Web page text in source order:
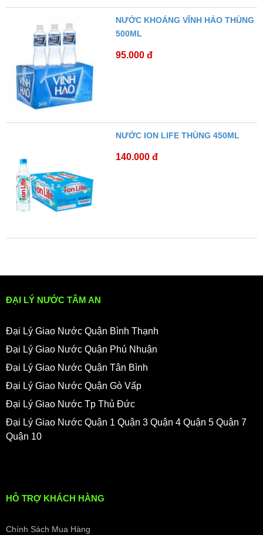
NƯỚC KHOÁNG VĨNH HẢO THÙNG
500ML
95.000 đ
NƯỚC ION LIFE THÙNG 450ML
140.000 đ
ĐẠI LÝ NƯỚC TÂM AN
Đại Lý Giao Nước Quận Bình Thạnh
Đại Lý Giao Nước Quận Phú Nhuận
Đại Lý Giao Nước Quận Tân Bình
Đại Lý Giao Nước Quận Gò Vấp
Đại Lý Giao Nước Tp Thủ Đức
Đại Lý Giao Nước Quận 1 Quận 3 Quận 4 Quận 5 Quận 7
Quận 10
HỖ TRỢ KHÁCH HÀNG
Chính Sách Mua Hàng